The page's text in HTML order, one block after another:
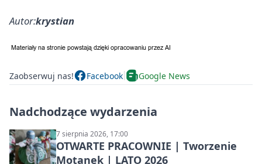
Autor:krystian
Zaobserwuj nas! Facebook Google News
Nadchodzące wydarzenia
7 sierpnia 2026, 17:00
OTWARTE PRACOWNIE | Tworzenie
Motanek | LATO 2026